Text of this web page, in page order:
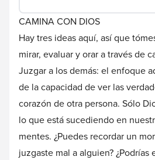
CAMINA CON DIOS
Hay tres ideas aquí, así que
mirar, evaluar y orar a través de
Juzgar a los demás: el enfoque
de la capacidad de ver las
corazón de otra persona. Sólo
lo que está sucediendo en
mentes. ¿Puedes recordar un
juzgaste mal a alguien? ¿Podrías